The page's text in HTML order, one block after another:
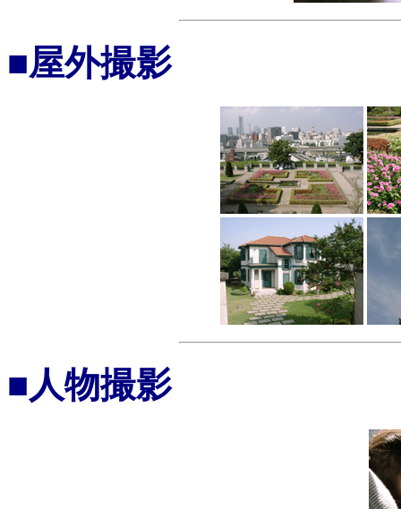
■屋外撮影
■人物撮影